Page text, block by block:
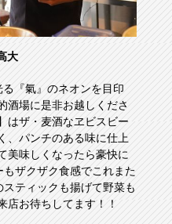
大
『氣』のネオンを目印
酒場に是非お越しくださ
はザ・麦酒なヱビスビー
、パンチのある味に仕上
美味しくなったら豪快に
ザクザク食感でこれまた
ティックも揚げて野菜も
店お待ちしてます！！